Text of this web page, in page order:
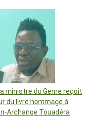
ministre du Genre reçoit
du livre hommage à
Archange Touadéra